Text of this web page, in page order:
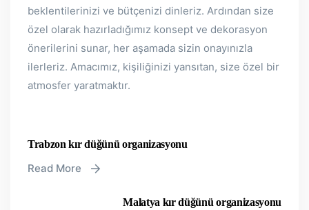
beklentilerinizi ve bütçenizi dinleriz. Ardından size
özel olarak hazırladığımız konsept ve dekorasyon
önerilerini sunar, her aşamada sizin onayınızla
ilerleriz. Amacımız, kişiliğinizi yansıtan, size özel bir
atmosfer yaratmaktır.
Trabzon kır düğünü organizasyonu
Read More
Malatya kır düğünü organizasyonu